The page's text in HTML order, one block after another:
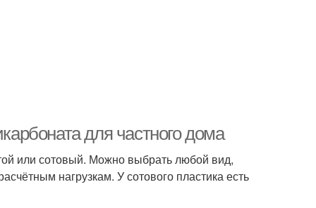
для частного дома
или сотовый. Можно выбрать любой вид,
нагрузкам. У сотового пластика есть